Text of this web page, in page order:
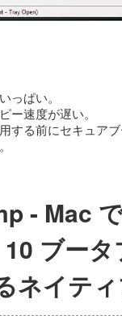
っぱい。
ー速度が遅い。
する前にセキュア
- Mac
ブータ
ネイテ